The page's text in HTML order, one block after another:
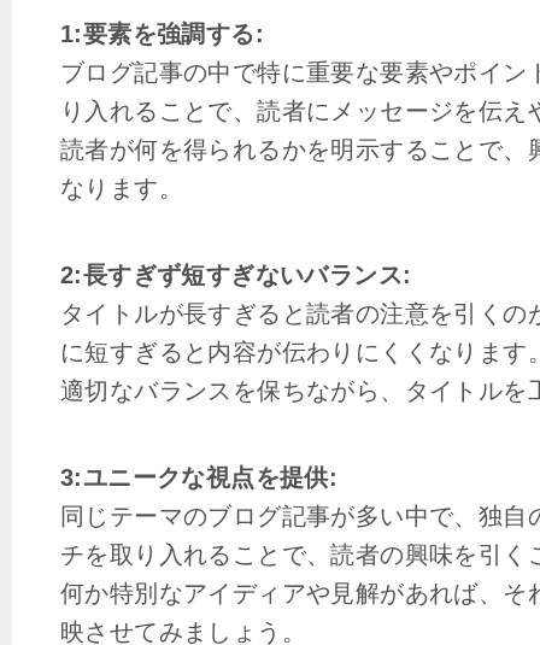
1:要素を強調する:
ブログ記事の中で特に重要な要素やポイン
り入れることで、読者にメッセージを伝え
読者が何を得られるかを明示することで、
なります。
2:長すぎず短すぎないバランス:
タイトルが長すぎると読者の注意を引くの
に短すぎると内容が伝わりにくくなります
適切なバランスを保ちながら、タイトルを
3:ユニークな視点を提供:
同じテーマのブログ記事が多い中で、独自
チを取り入れることで、読者の興味を引く
何か特別なアイディアや見解があれば、そ
映させてみましょう。